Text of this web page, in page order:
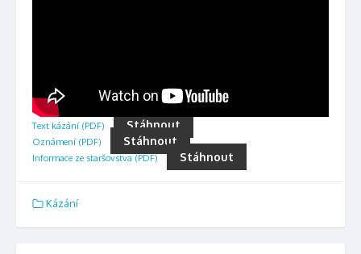
Text kázání (PDF) Stáhnout
Oznámení (PDF) Stáhnout
Informace ze staršovstva (PDF) Stáhnout
Kázání